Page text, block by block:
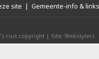
site | Gemeente-info & links
rust copyright | Site: Webstylers